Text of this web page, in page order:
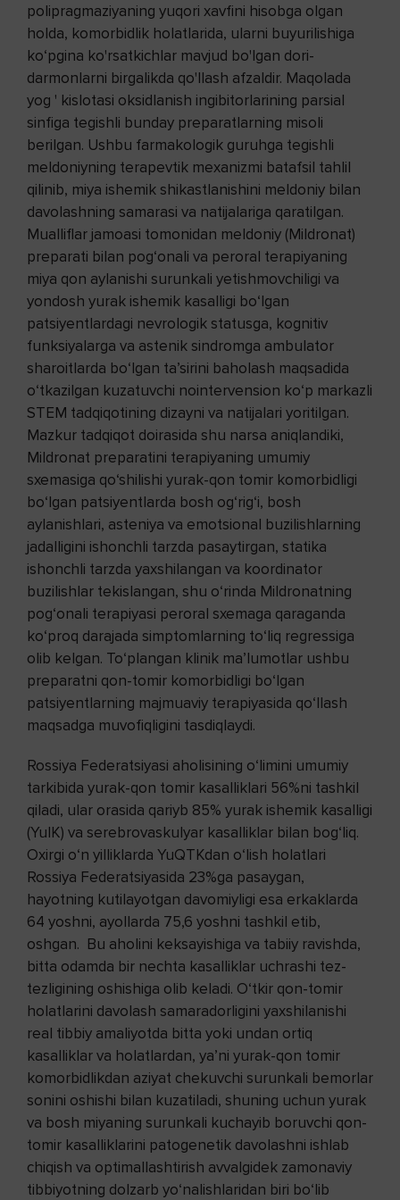
polipragmaziyaning yuqori xavfini hisobga olgan
holda, komorbidlik holatlarida, ularni buyurilishiga
ko‘pgina ko'rsatkichlar mavjud bo'lgan dori-
darmonlarni birgalikda qo'llash afzaldir. Maqolada
yog ' kislotasi oksidlanish ingibitorlarining parsial
sinfiga tegishli bunday preparatlarning misoli
berilgan. Ushbu farmakologik guruhga tegishli
meldoniyning terapevtik mexanizmi batafsil tahlil
qilinib, miya ishemik shikastlanishini meldoniy bilan
davolashning samarasi va natijalariga qaratilgan.
Mualliflar jamoasi tomonidan meldoniy (Mildronat)
preparati bilan pog‘onali va peroral terapiyaning
miya qon aylanishi surunkali yetishmovchiligi va
yondosh yurak ishemik kasalligi bo‘lgan
patsiyentlardagi nevrologik statusga, kognitiv
funksiyalarga va astenik sindromga ambulator
sharoitlarda bo‘lgan ta’sirini baholash maqsadida
o‘tkazilgan kuzatuvchi nointervension ko‘p markazli
STEM tadqiqotining dizayni va natijalari yoritilgan.
Mazkur tadqiqot doirasida shu narsa aniqlandiki,
Mildronat preparatini terapiyaning umumiy
sxemasiga qo‘shilishi yurak-qon tomir komorbidligi
bo‘lgan patsiyentlarda bosh og‘rig‘i, bosh
aylanishlari, asteniya va emotsional buzilishlarning
jadalligini ishonchli tarzda pasaytirgan, statika
ishonchli tarzda yaxshilangan va koordinator
buzilishlar tekislangan, shu o‘rinda Mildronatning
pog‘onali terapiyasi peroral sxemaga qaraganda
ko‘proq darajada simptomlarning to‘liq regressiga
olib kelgan. To‘plangan klinik ma’lumotlar ushbu
preparatni qon-tomir komorbidligi bo‘lgan
patsiyentlarning majmuaviy terapiyasida qo‘llash
maqsadga muvofiqligini tasdiqlaydi.
Rossiya Federatsiyasi aholisining o‘limini umumiy
tarkibida yurak-qon tomir kasalliklari 56%ni tashkil
qiladi, ular orasida qariyb 85% yurak ishemik kasalligi
(YuIK) va serebrovaskulyar kasalliklar bilan bog‘liq.
Oxirgi o‘n yilliklarda YuQTKdan o‘lish holatlari
Rossiya Federatsiyasida 23%ga pasaygan,
hayotning kutilayotgan davomiyligi esa erkaklarda
64 yoshni, ayollarda 75,6 yoshni tashkil etib,
oshgan. Bu aholini keksayishiga va tabiiy ravishda,
bitta odamda bir nechta kasalliklar uchrashi tez-
tezligining oshishiga olib keladi. O‘tkir qon-tomir
holatlarini davolash samaradorligini yaxshilanishi
real tibbiy amaliyotda bitta yoki undan ortiq
kasalliklar va holatlardan, ya’ni yurak-qon tomir
komorbidlikdan aziyat chekuvchi surunkali bemorlar
sonini oshishi bilan kuzatiladi, shuning uchun yurak
va bosh miyaning surunkali kuchayib boruvchi qon-
tomir kasalliklarini patogenetik davolashni ishlab
chiqish va optimallashtirish avvalgidek zamonaviy
tibbiyotning dolzarb yo‘nalishlaridan biri bo‘lib